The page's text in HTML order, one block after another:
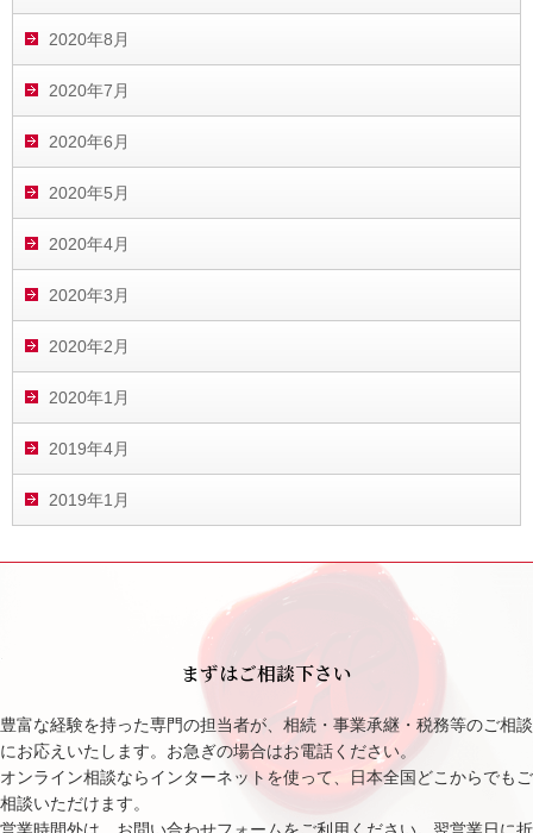
2020年8月
2020年7月
2020年6月
2020年5月
2020年4月
2020年3月
2020年2月
2020年1月
2019年4月
2019年1月
まずはご相談下さい
豊富な経験を持った専門の担当者が、相続・事業承継・税務等のご相談
にお応えいたします。お急ぎの場合はお電話ください。
オンライン相談ならインターネットを使って、日本全国どこからでもご
相談いただけます。